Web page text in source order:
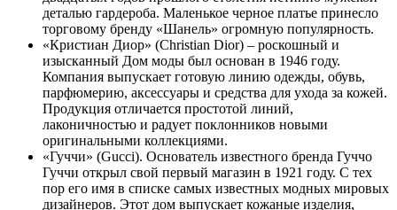
деталью гардероба. Маленькое черное платье принесло
торговому бренду «Шанель» огромную популярность.
«Кристиан Диор» (Christian Dior) – роскошный и
изысканный Дом моды был основан в 1946 году.
Компания выпускает готовую линию одежды, обувь,
парфюмерию, аксессуары и средства для ухода за кожей.
Продукция отличается простотой линий,
лаконичностью и радует поклонников новыми
оригинальными коллекциями.
«Гуччи» (Gucci). Основатель известного бренда Гуччо
Гуччи открыл свой первый магазин в 1921 году. С тех
пор его имя в списке самых известных модных мировых
дизайнеров. Этот дом выпускает кожаные изделия,